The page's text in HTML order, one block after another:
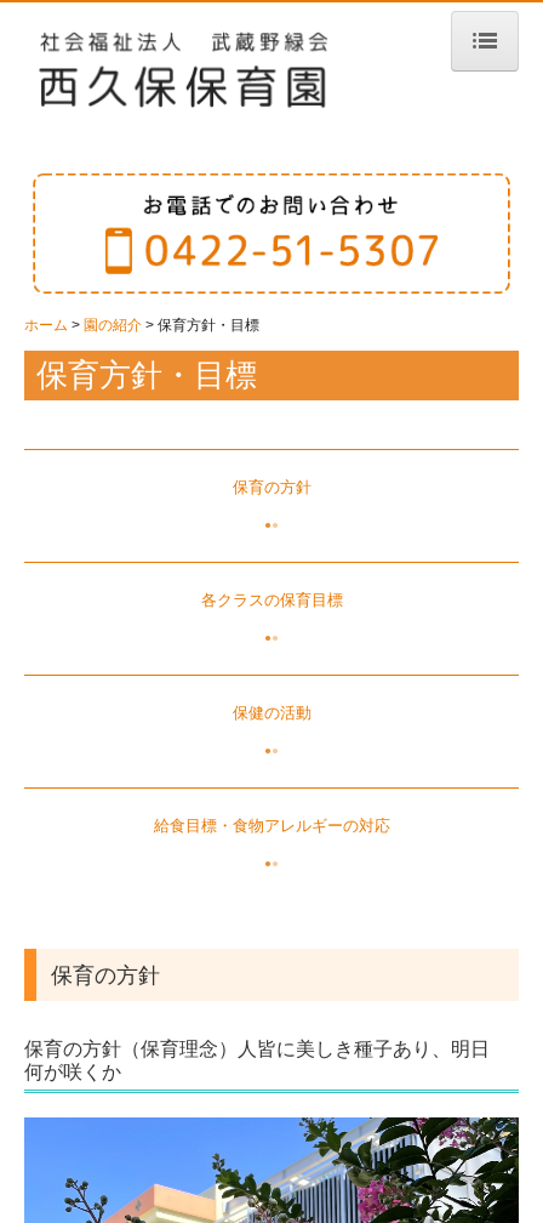
ホーム
施設紹介・沿革
社会福祉法人武蔵野緑会について
園の生活
年間行事
お知らせ・トピックス
レシピ（給食だより）
食育活動
保健だより
友の会
募集要項（保育補助）
ホーム 園の紹介 保育方針・目標
保育方針・目標
保育の方針
●●
各クラスの保育目標
●●
保健の活動
●●
給食目標・食物アレルギーの対応
●●
保育の方針
保育の方針（保育理念）人皆に美しき種子あり、明日
何が咲くか